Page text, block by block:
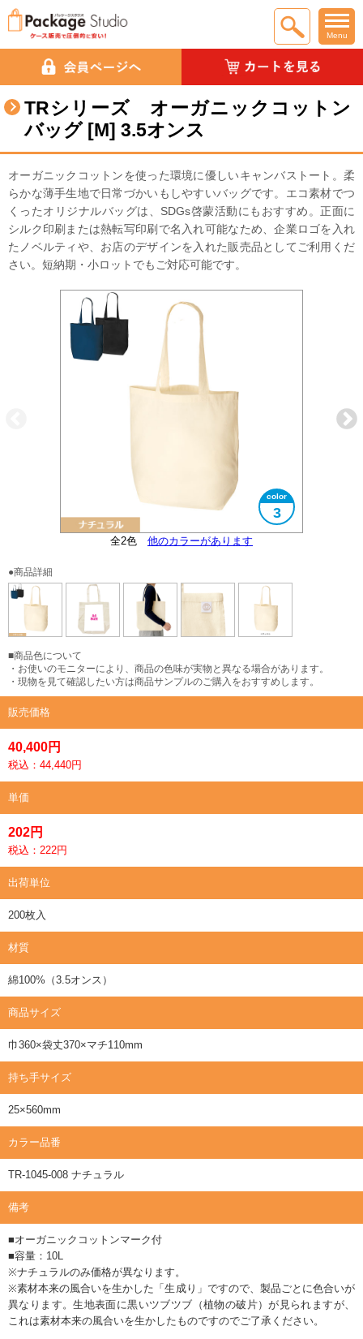
Menu
TRシリーズ オーガニックコットン
バッグ [M] 3.5オンス
オーガニックコットンを使った環境に優しいキャンバストート。柔
らかな薄手生地で日常づかいもしやすいバッグです。エコ素材でつ
くったオリジナルバッグは、SDGs啓蒙活動にもおすすめ。正面に
シルク印刷または熱転写印刷で名入れ可能なため、企業ロゴを入れ
たノベルティや、お店のデザインを入れた販売品としてご利用くだ
さい。短納期・小ロットでもご対応可能です。
全2色 他のカラーがあります
3
A4サイズ対応
大きさイメージ
オーガニックコットンマーク付き
●商品詳細
■商品色について
・お使いのモニターにより、商品の色味が実物と異なる場合があります。
・現物を見て確認したい方は商品サンプルのご購入をおすすめします。
販売価格
40,400円
税込：44,440円
単価
202円
税込：222円
出荷単位
200枚入
材質
綿100%（3.5オンス）
商品サイズ
巾360×袋丈370×マチ110mm
持ち手サイズ
25×560mm
カラー品番
TR-1045-008 ナチュラル
備考
■オーガニックコットンマーク付
■容量：10L
※ナチュラルのみ価格が異なります。
※素材本来の風合いを生かした「生成り」ですので、製品ごとに色合いが
異なります。生地表面に黒いツブツブ（植物の破片）が見られますが、
これは素材本来の風合いを生かしたものですのでご了承ください。